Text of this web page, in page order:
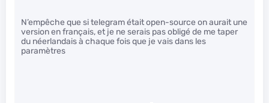
N’empêche que si telegram était open-source on aurait une
version en français, et je ne serais pas obligé de me taper
du néerlandais à chaque fois que je vais dans les
paramètres